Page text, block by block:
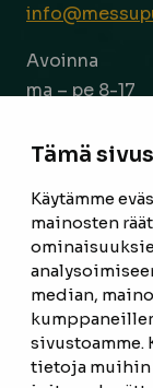
Tämä
Käytämme
mainosten
median,
sivustoamme.
tietoja muihin
Avoinna
ma – pe 8-17
ETUSIVU
TUOTTEET
REFERENSSIT